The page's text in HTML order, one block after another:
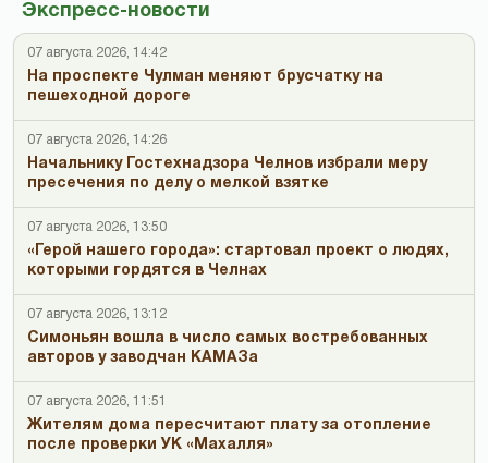
Экспресс-новости
07 августа 2026, 14:42
На проспекте Чулман меняют брусчатку на
пешеходной дороге
07 августа 2026, 14:26
Начальнику Гостехнадзора Челнов избрали меру
пресечения по делу о мелкой взятке
07 августа 2026, 13:50
«Герой нашего города»: стартовал проект о людях,
которыми гордятся в Челнах
07 августа 2026, 13:12
Симоньян вошла в число самых востребованных
авторов у заводчан КАМАЗа
07 августа 2026, 11:51
Жителям дома пересчитают плату за отопление
после проверки УК «Махалля»